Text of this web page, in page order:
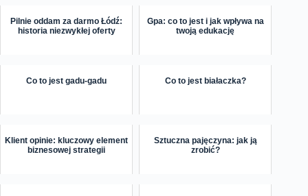
Pilnie oddam za darmo Łódź:
historia niezwykłej oferty
Gpa: co to jest i jak wpływa na
twoją edukację
Co to jest gadu-gadu Co to jest białaczka?
Klient opinie: kluczowy element
biznesowej strategii
Sztuczna pajęczyna: jak ją
zrobić?